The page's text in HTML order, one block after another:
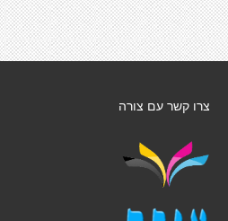
צרו קשר עם צורה